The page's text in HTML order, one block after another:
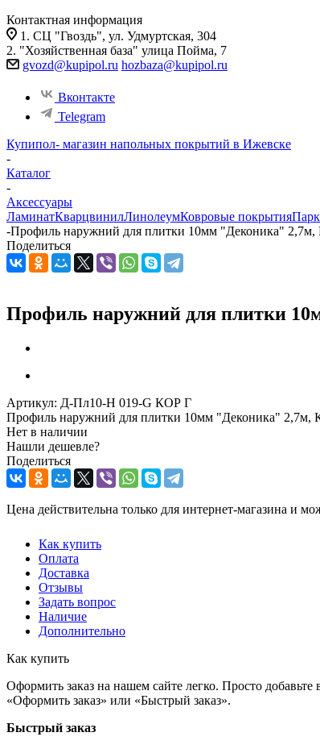
Контактная информация
1. СЦ "Гвоздь", ул. Удмуртская, 304
2. "Хозяйственная база" улица Пойма, 7
gvozd@kupipol.ru hozbaza@kupipol.ru
Вконтакте
Telegram
Купипол- магазин напольных покрытий в Ижевске
-
Каталог
-
Аксессуары
ЛаминатКварцвинилЛинолеумКовровые покрытия
-Профиль наружний для плитки 10мм "Деконика" 2,7м,
Поделиться
Профиль наружний для плитки
Артикул: Д-Пл10-Н 019-G КОР Г
Профиль наружний для плитки 10мм "Деконика" 2,7м,
Нет в наличии
Нашли дешевле?
Поделиться
Цена действительна только для интернет-магазина и
Как купить
Оплата
Доставка
Отзывы
Задать вопрос
Наличие
Дополнительно
Как купить
Оформить заказ на нашем сайте легко. Просто
«Оформить заказ» или «Быстрый заказ».
Быстрый заказ